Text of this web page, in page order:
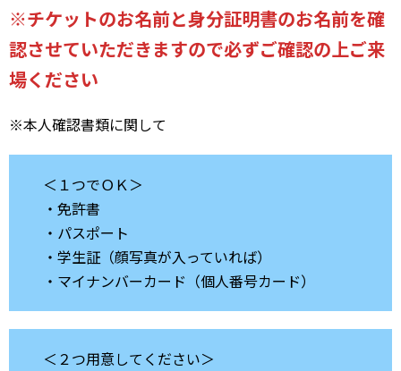
※チケットのお名前と身分証明書のお名前を確
認させていただきますので必ずご確認の上ご来
場ください
※本人確認書類に関して
＜１つでＯＫ＞
・免許書
・パスポート
・学生証（顔写真が入っていれば）
・マイナンバーカード（個人番号カード）
＜２つ用意してください＞